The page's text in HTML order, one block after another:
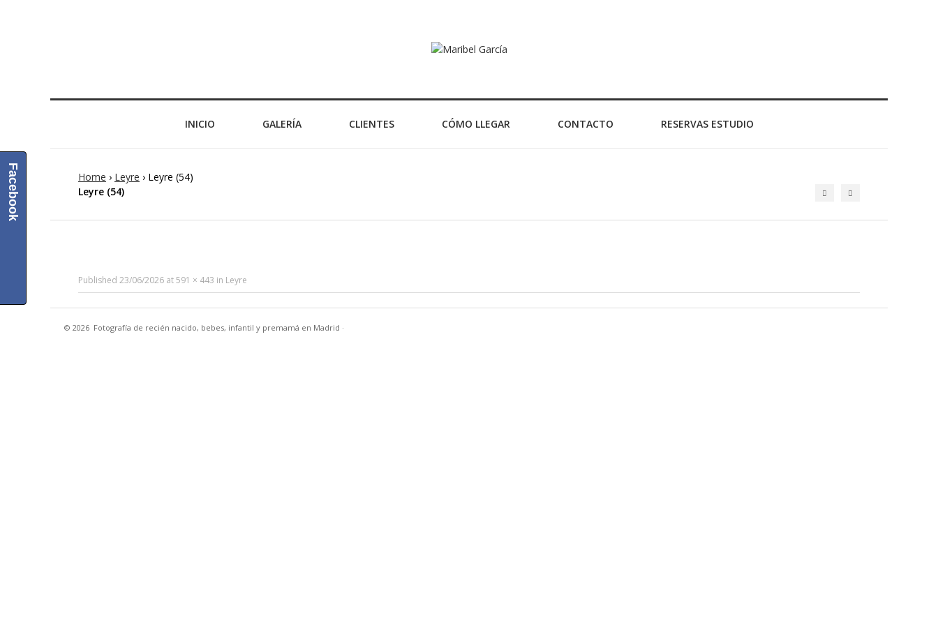
INICIO GALERÍA CLIENTES CÓMO LLEGAR CONTACTO RESERVAS ESTUDIO
Home › Leyre › Leyre (54)
Leyre (54)
Published 23/06/2026 at591 × 443 in Leyre
© 2026 Fotografía de recién nacido, bebes, infantil y premamá en Madrid ·
Facebook